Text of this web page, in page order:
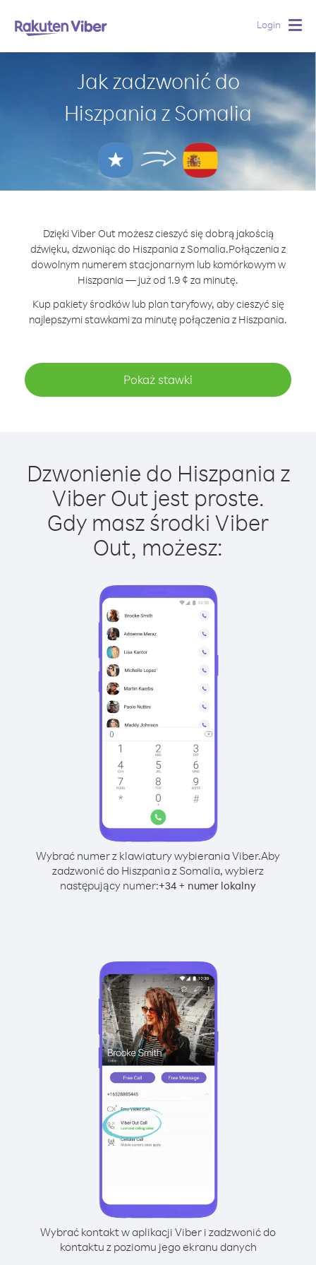
Login
Jak zadzwonić do
Hiszpania z Somalia
Dzięki Viber Out możesz cieszyć się dobrą jakością
dźwięku, dzwoniąc do Hiszpania z Somalia.Połączenia z
dowolnym numerem stacjonarnym lub komórkowym w
Hiszpania — już od 1.9 ¢ za minutę.
Kup pakiety środków lub plan taryfowy, aby cieszyć się
najlepszymi stawkami za minutę połączenia z Hiszpania.
Pokaż stawki
Dzwonienie do Hiszpania z
Viber Out jest proste.
Gdy masz środki Viber
Out, możesz:
Wybrać numer z klawiatury wybierania Viber.Aby
zadzwonić do Hiszpania z Somalia, wybierz
następujący numer:+34 + numer lokalny
Wybrać kontakt w aplikacji Viber i zadzwonić do
kontaktu z poziomu jego ekranu danych